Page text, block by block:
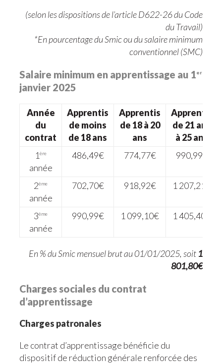
(selon les dispositions de l’article D622-26 du Code
du Travail)
*En pourcentage du Smic ou du salaire minimum
conventionnel (SMC)
Salaire minimum en apprentissage au 1er
janvier 2025
Année
du
contrat
Apprentis
de moins
de 18 ans
Apprentis
de 18 à 20
ans
Apprentis
de 21 ans
à 25 ans
1 ère
année
486,49€ 774,77€ 990,99€
2ème
année
702,70€ 918,92€ 1 207,21€
3ème
année
990,99€ 1 099,10€ 1 405,40€
En % du Smic mensuel brut au 01/01/2025, soit 1
801,80€
Charges sociales du contrat
d’apprentissage
Charges patronales
Le contrat d’apprentissage bénéficie du
dispositif de réduction générale renforcée des